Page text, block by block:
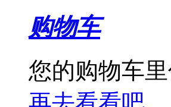
购物车
您的购物车